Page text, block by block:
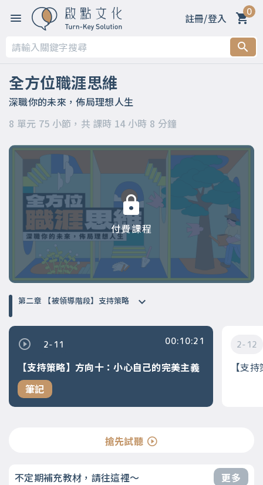
註冊/登入 0
全方位職涯思維
深職你的未來，佈局理想人生
8 單元 75 小節，共 課時 14 小時 8 分鐘
付費課程
第一章 【開篇】
第二章 【被領導階段】支持策略
第三章 【被領導階段】委身策略
第四章 【領導階段】開明策略
第五章 【領導階段】強勢策略
第七章 【應變階段】彈性策略
第八章 【結語】
第二章 【被領導階段】支持策略
2-11
【支持策略】方向十：小心自己的完美主義
筆記
00:10:21 2-12
【支
搶先試聽
不定期補充教材，請往這裡～ 更多